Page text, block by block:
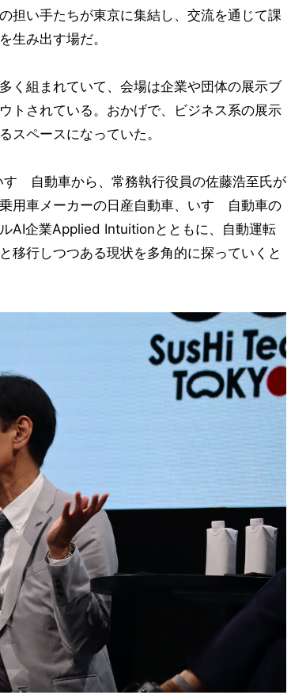
担い手たちが東京に集結し、交流を通じて課
生み出す場だ。
く組まれていて、会場は企業や団体の展示ブ
トされている。おかげで、ビジネス系の展示
スペースになっていた。
ゞ自動車から、常務執行役員の佐藤浩至氏が
用車メーカーの日産自動車、いすゞ自動車の
AI企業Applied Intuitionとともに、自動運転
移行しつつある現状を多角的に探っていくと